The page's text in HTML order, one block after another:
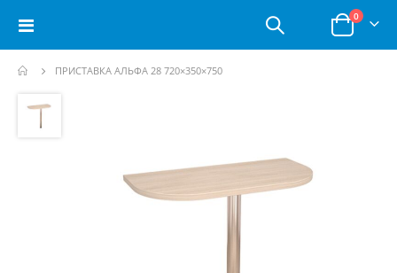
Toggle
Корзина
0позиции
ПРИСТАВКА АЛЬФА 28 720×350×750
Пропустить
перейти